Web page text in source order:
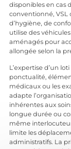
disponibles en cas
conventionné, VSL
d’hygiène, de
utilise des
aménagés pour
allongée selon la
L’expertise d’un
ponctualité,
médicaux ou les
adapte
inhérentes aux
longue durée ou
même
limite les
administratifs. La